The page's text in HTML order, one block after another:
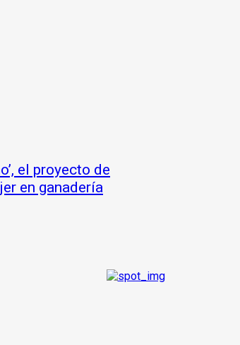
el proyecto de
en ganadería